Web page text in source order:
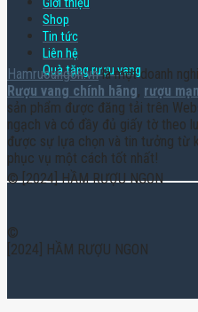
Giới thiệu
Shop
Tin tức
Liên hệ
Quà tặng rượu vang
Hamruoungon.vnlà một doanh
Rượu vang chính hãng, rượu
sản phẩm được đăng tải trên
ngạch và có đầy đủ giấy tờ theo
được sự lựa chọn và tin tưởng từ
phục vụ một cách tốt nhất!
© [2024] HẦM RƯỢU NGON
©
[2024] HẦM RƯỢU NGON